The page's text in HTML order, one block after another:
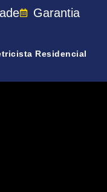
Garantia
Residencial